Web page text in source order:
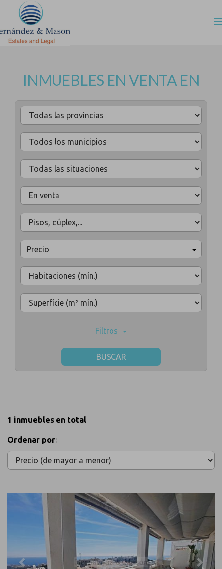
INMUEBLES EN VENTA EN
Precio
Filtros
BUSCAR
1 inmuebles en total
Ordenar por:
Next